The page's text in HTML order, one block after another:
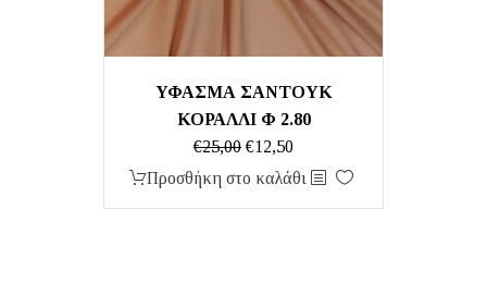
ΎΦΑΣΜΑ ΣΑΝΤΟΥΚ
ΚΟΡΑΛΛΙ Φ 2.80
€25,00 Original
price
€12,50Η
τρέχουσα
Προσθήκη στο καλάθι